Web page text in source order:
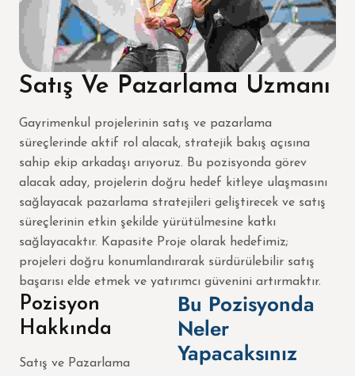
Satış Ve Pazarlama Uzmanı
Gayrimenkul projelerinin satış ve pazarlama
süreçlerinde aktif rol alacak, stratejik bakış açısına
sahip ekip arkadaşı arıyoruz. Bu pozisyonda görev
alacak aday, projelerin doğru hedef kitleye ulaşmasını
sağlayacak pazarlama stratejileri geliştirecek ve satış
süreçlerinin etkin şekilde yürütülmesine katkı
sağlayacaktır. Kapasite Proje olarak hedefimiz;
projeleri doğru konumlandırarak sürdürülebilir satış
başarısı elde etmek ve yatırımcı güvenini artırmaktır.
Pozisyon
Hakkında
Satış ve Pazarlama
Bu Pozisyonda
Neler
Yapacaksınız